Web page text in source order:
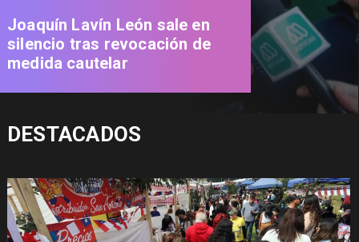
Joaquín Lavín León sale en
silencio tras revocación de
medida cautelar
DESTACADOS